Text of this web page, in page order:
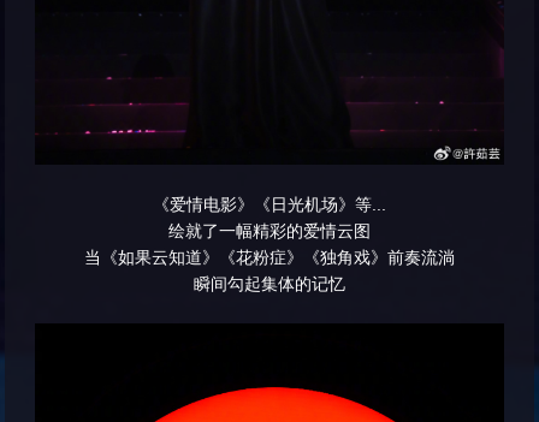
《爱情电影》《日光机场》等...
绘就了一幅精彩的爱情云图
当《如果云知道》《花粉症》《独角戏》前奏流淌
瞬间勾起集体的记忆